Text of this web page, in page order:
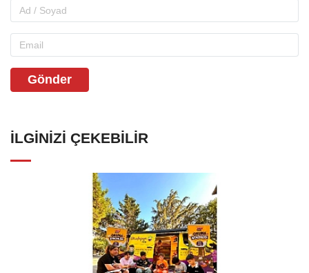
Gönder
İLGINIZI ÇEKEBILIR